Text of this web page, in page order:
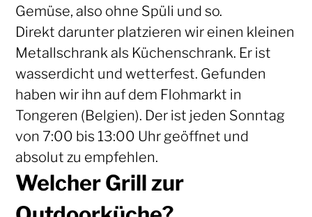
Gemüse, also ohne Spüli und so.
Direkt darunter platzieren wir einen kleinen
Metallschrank als Küchenschrank. Er ist
wasserdicht und wetterfest. Gefunden
haben wir ihn auf dem Flohmarkt in
Tongeren (Belgien). Der ist jeden Sonntag
von 7:00 bis 13:00 Uhr geöffnet und
absolut zu empfehlen.
Welcher Grill zur